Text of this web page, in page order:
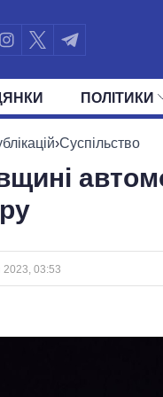
ПОЛIТИКИ
ПОЛІТИКИ ПРЕЗИДЕНТ І ОФІС
›Суспільство
2023, 03:53